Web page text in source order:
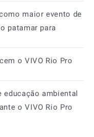
maior evento de
patamar para
o VIVO Rio Pro
educação ambiental
o VIVO Rio Pro